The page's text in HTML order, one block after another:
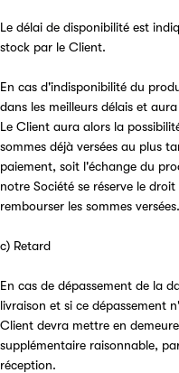
Le délai de disponibilité est
stock par le Client.
En cas d'indisponibilité du
dans les meilleurs délais et
Le Client aura alors la
sommes déjà versées au plus
paiement, soit l'échange du
notre Société se réserve le
rembourser les sommes versées.
c) Retard
En cas de dépassement de la
livraison et si ce dépassement
Client devra mettre en
supplémentaire raisonnable,
réception.